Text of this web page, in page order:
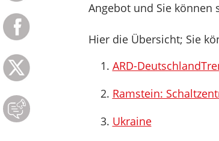
Angebot und Sie können
Hier die Übersicht; Sie
ARD-
Ramstein:
Ukraine